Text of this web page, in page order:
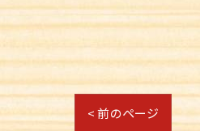
< 前のページ